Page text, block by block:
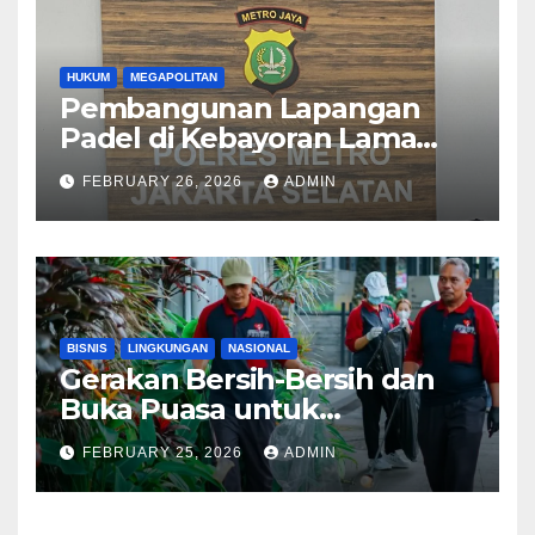
HUKUM MEGAPOLITAN
Pembangunan Lapangan
Padel di Kebayoran Lama
Diselidiki Polisi
FEBRUARY 26, 2026 ADMIN
BISNIS LINGKUNGAN NASIONAL
Gerakan Bersih-Bersih dan
Buka Puasa untuk
Lingkungan ASRI
FEBRUARY 25, 2026 ADMIN